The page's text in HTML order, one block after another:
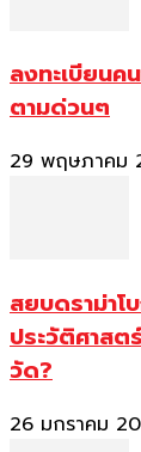
ลงทะเบียนค
ตามด่วนๆ
29 พฤษภาคม
สยบดราม่า
ประวัติศาสต
วัด?
26 มกราคม